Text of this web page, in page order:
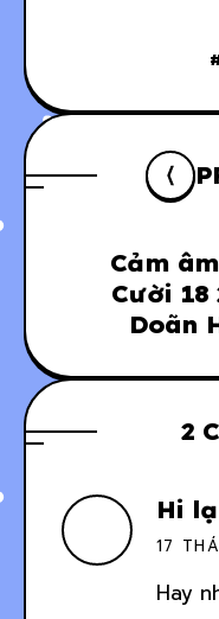
Cảm
Cười 18
Doãn
2
Hi
17
Hay